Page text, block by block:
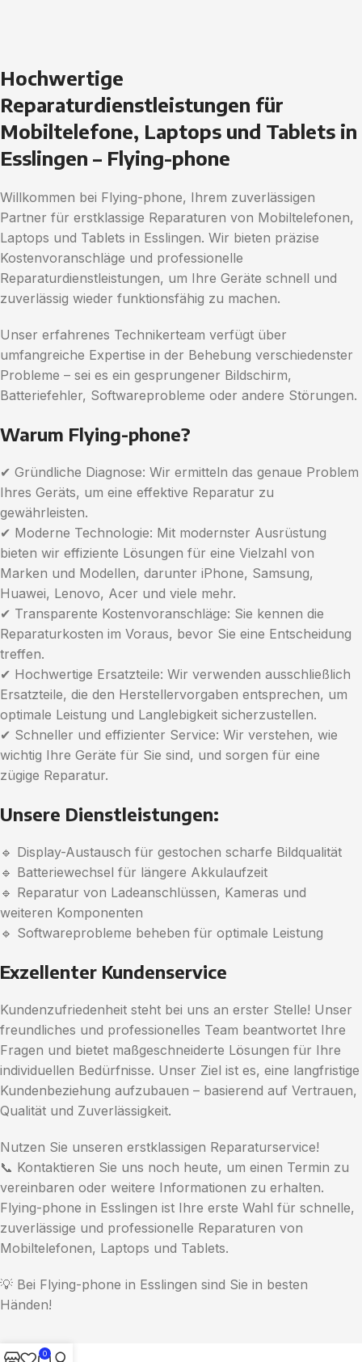
Hochwertige
Reparaturdienstleistungen für
Mobiltelefone, Laptops und Tablets in
Esslingen – Flying-phone
Willkommen bei Flying-phone, Ihrem zuverlässigen
Partner für erstklassige Reparaturen von Mobiltelefonen,
Laptops und Tablets in Esslingen. Wir bieten präzise
Kostenvoranschläge und professionelle
Reparaturdienstleistungen, um Ihre Geräte schnell und
zuverlässig wieder funktionsfähig zu machen.
Unser erfahrenes Technikerteam verfügt über
umfangreiche Expertise in der Behebung verschiedenster
Probleme – sei es ein gesprungener Bildschirm,
Batteriefehler, Softwareprobleme oder andere Störungen.
Warum Flying-phone?
✔ Gründliche Diagnose: Wir ermitteln das genaue Problem
Ihres Geräts, um eine effektive Reparatur zu
gewährleisten.
✔ Moderne Technologie: Mit modernster Ausrüstung
bieten wir effiziente Lösungen für eine Vielzahl von
Marken und Modellen, darunter iPhone, Samsung,
Huawei, Lenovo, Acer und viele mehr.
✔ Transparente Kostenvoranschläge: Sie kennen die
Reparaturkosten im Voraus, bevor Sie eine Entscheidung
treffen.
✔ Hochwertige Ersatzteile: Wir verwenden ausschließlich
Ersatzteile, die den Herstellervorgaben entsprechen, um
optimale Leistung und Langlebigkeit sicherzustellen.
✔ Schneller und effizienter Service: Wir verstehen, wie
wichtig Ihre Geräte für Sie sind, und sorgen für eine
zügige Reparatur.
Unsere Dienstleistungen:
🔹 Display-Austausch für gestochen scharfe Bildqualität
🔹 Batteriewechsel für längere Akkulaufzeit
🔹 Reparatur von Ladeanschlüssen, Kameras und
weiteren Komponenten
🔹 Softwareprobleme beheben für optimale Leistung
Exzellenter Kundenservice
Kundenzufriedenheit steht bei uns an erster Stelle! Unser
freundliches und professionelles Team beantwortet Ihre
Fragen und bietet maßgeschneiderte Lösungen für Ihre
individuellen Bedürfnisse. Unser Ziel ist es, eine langfristige
Kundenbeziehung aufzubauen – basierend auf Vertrauen,
Qualität und Zuverlässigkeit.
Nutzen Sie unseren erstklassigen Reparaturservice!
📞 Kontaktieren Sie uns noch heute, um einen Termin zu
vereinbaren oder weitere Informationen zu erhalten.
Flying-phone in Esslingen ist Ihre erste Wahl für schnelle,
zuverlässige und professionelle Reparaturen von
Mobiltelefonen, Laptops und Tablets.
💡 Bei Flying-phone in Esslingen sind Sie in besten
Händen!
0